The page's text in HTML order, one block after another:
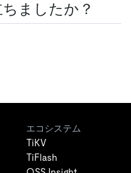
ましたか？
エコシステム
TiKV
TiFlash